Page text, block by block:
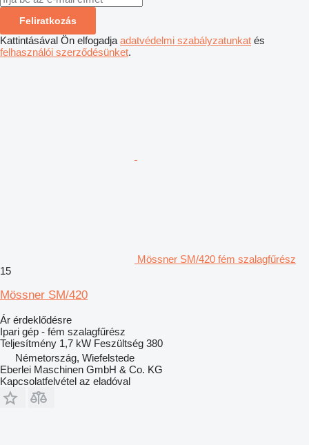
Feliratkozás
Kattintásával Ön elfogadja adatvédelmi szabályzatunkat és
felhasználói szerződésünket.
Mössner SM/420 fém szalagfűrész
15
Mössner SM/420
Ár érdeklődésre
Ipari gép - fém szalagfűrész
Teljesítmény 1,7 kW Feszültség 380
Németország, Wiefelstede
Eberlei Maschinen GmbH & Co. KG
Kapcsolatfelvétel az eladóval